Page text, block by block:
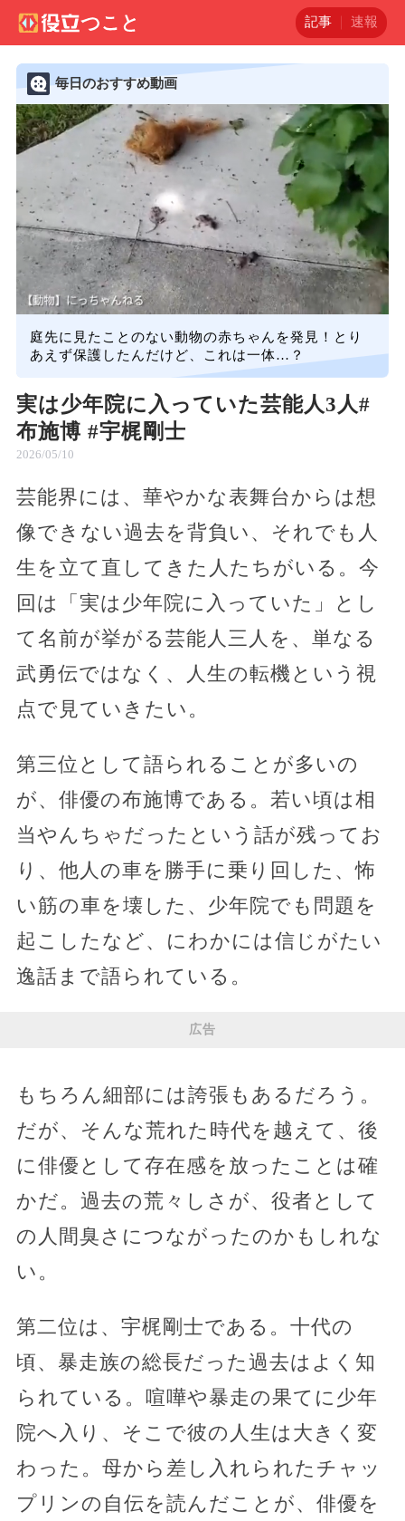
記事 速報
毎日のおすすめ動画
庭先に見たことのない動物の赤ちゃんを発見！とり
あえず保護したんだけど、これは一体…？
実は少年院に入っていた芸能人3人#
布施博 #宇梶剛士
2026/05/10
芸能界には、華やかな表舞台からは想
像できない過去を背負い、それでも人
生を立て直してきた人たちがいる。今
回は「実は少年院に入っていた」とし
て名前が挙がる芸能人三人を、単なる
武勇伝ではなく、人生の転機という視
点で見ていきたい。
第三位として語られることが多いの
が、俳優の布施博である。若い頃は相
当やんちゃだったという話が残ってお
り、他人の車を勝手に乗り回した、怖
い筋の車を壊した、少年院でも問題を
起こしたなど、にわかには信じがたい
逸話まで語られている。
広告
もちろん細部には誇張もあるだろう。
だが、そんな荒れた時代を越えて、後
に俳優として存在感を放ったことは確
かだ。過去の荒々しさが、役者として
の人間臭さにつながったのかもしれな
い。
第二位は、宇梶剛士である。十代の
頃、暴走族の総長だった過去はよく知
られている。喧嘩や暴走の果てに少年
院へ入り、そこで彼の人生は大きく変
わった。母から差し入れられたチャッ
プリンの自伝を読んだことが、俳優を